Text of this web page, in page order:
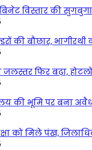
विस्तार की
की बौछार,
फिर बढ़ा,
की भूमि पर बना
को मिले पंख,